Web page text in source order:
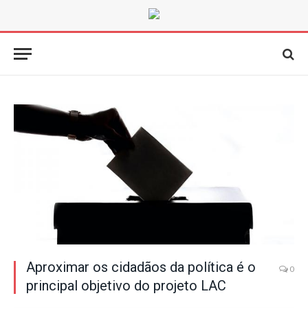
Aproximar os cidadãos da política é o
principal objetivo do projeto LAC
0